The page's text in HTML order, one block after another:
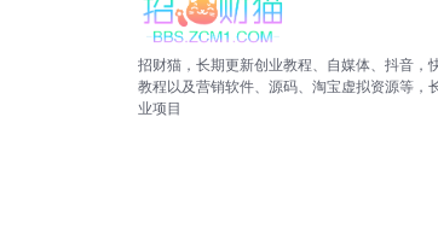
招财猫，长期更新创业教程、自媒体、抖音，
教程以及营销软件、源码、淘宝虚拟资源等，
业项目